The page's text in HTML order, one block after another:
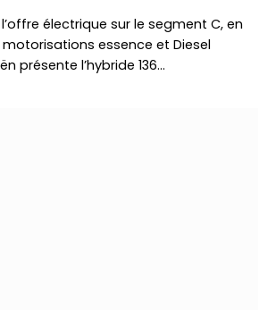
électrique sur le segment C, en
essence et Diesel
présente l’hybride 136…